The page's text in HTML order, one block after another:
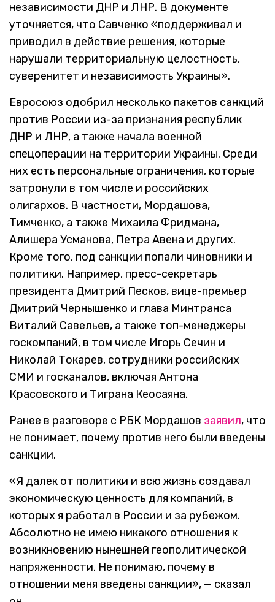
независимости ДНР и ЛНР. В документе
уточняется, что Савченко «поддерживал и
приводил в действие решения, которые
нарушали территориальную целостность,
суверенитет и независимость Украины».
Евросоюз одобрил несколько пакетов санкций
против России из-за признания республик
ДНР и ЛНР, а также начала военной
спецоперации на территории Украины. Среди
них есть персональные ограничения, которые
затронули в том числе и российских
олигархов. В частности, Мордашова,
Тимченко, а также Михаила Фридмана,
Алишера Усманова, Петра Авена и других.
Кроме того, под санкции попали чиновники и
политики. Например, пресс-секретарь
президента Дмитрий Песков, вице-премьер
Дмитрий Чернышенко и глава Минтранса
Виталий Савельев, а также топ-менеджеры
госкомпаний, в том числе Игорь Сечин и
Николай Токарев, сотрудники российских
СМИ и госканалов, включая Антона
Красовского и Тиграна Кеосаяна.
Ранее в разговоре с РБК Мордашов заявил, что
не понимает, почему против него были введены
санкции.
«Я далек от политики и всю жизнь создавал
экономическую ценность для компаний, в
которых я работал в России и за рубежом.
Абсолютно не имею никакого отношения к
возникновению нынешней геополитической
напряженности. Не понимаю, почему в
отношении меня введены санкции», — сказал